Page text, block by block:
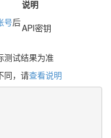
说明
号后API密钥
测试结果为准
同，请查看说明